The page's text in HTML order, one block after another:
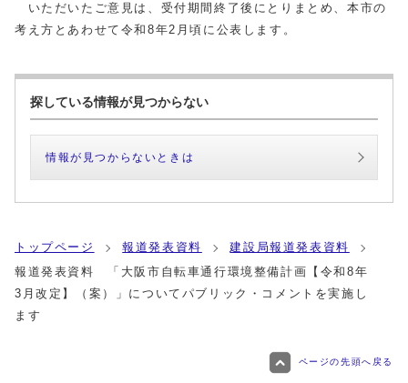
いただいたご意見は、受付期間終了後にとりまとめ、本市の
考え方とあわせて令和8年2月頃に公表します。
探している情報が見つからない
情報が見つからないときは
トップページ 報道発表資料
建設局報道発表資料
報道発表資料 「大阪市自転車通行環境整備計画【令和8年
3月改定】（案）」についてパブリック・コメントを実施し
ます
ページの先頭へ戻る